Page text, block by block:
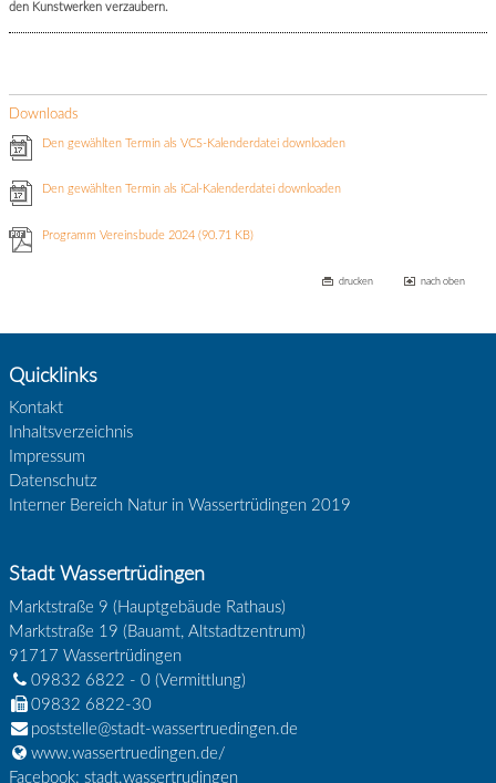
den Kunstwerken verzaubern.
Downloads
Den gewählten Termin als VCS-Kalenderdatei downloaden
Den gewählten Termin als iCal-Kalenderdatei downloaden
Programm Vereinsbude 2024(90.71 KB)
drucken nach oben
Quicklinks
Kontakt
Inhaltsverzeichnis
Impressum
Datenschutz
Interner Bereich Natur in Wassertrüdingen 2019
Stadt Wassertrüdingen
Marktstraße 9 (Hauptgebäude Rathaus)
Marktstraße 19 (Bauamt, Altstadtzentrum)
91717 Wassertrüdingen
09832 6822 - 0(Vermittlung)
09832 6822-30
poststelle@stadt-wassertruedingen.de
www.wassertruedingen.de/
Facebook: stadt.wassertrudingen